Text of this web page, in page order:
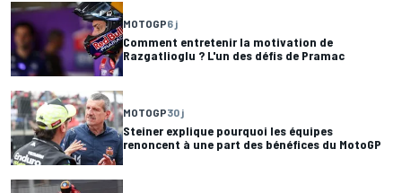
MOTOGP6 j
Comment entretenir la motivation de
Razgatlioglu ? L'un des défis de Pramac
MOTOGP30 j
Steiner explique pourquoi les équipes
renoncent à une part des bénéfices du MotoGP